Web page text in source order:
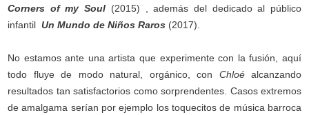
Corners of my Soul (2015) ,además del dedicado al público
infantil Un Mundo de Niños Raros (2017)
No estamos ante una artista que experimente con la fusión, aquí
todo fluye de modo natural, orgánico, con Chloéalcanzando
resultados tan satisfactorios como sorprendentes. Casos extremos
de amalgama serían por ejemplo los toquecitos de música barroca